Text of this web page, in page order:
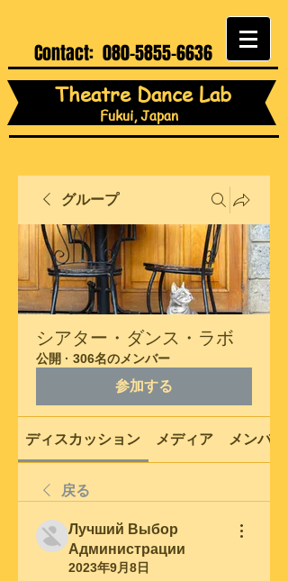
Contact: 080-5855-6636
Theatre Dance Lab
Fukui, Japan
グループ
シアター・ダンス・ラボ
公開 · 306名のメンバー
参加する
ディスカッション メディア メンバー
戻る
Лучший Выбор
Администрации
2023年9月8日